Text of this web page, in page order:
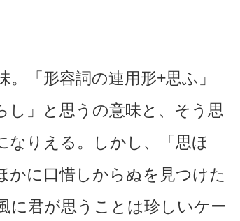
「形容詞の連用形+思ふ」
し」と思うの意味と、そう思
なりえる。しかし、「思ほ
かに口惜しからぬを見つけた
に君が思うことは珍しいケー